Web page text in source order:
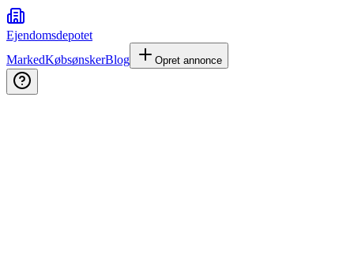
Ejendomsdepotet
MarkedKøbsønskerBlog Opret annonce